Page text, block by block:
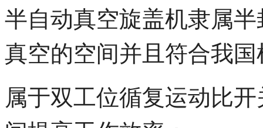
半自动真空旋盖机隶属
真空的空间并且符合我
属于双工位循复运动比